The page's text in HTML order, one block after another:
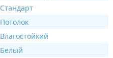
Стандарт
Потолок
Влагостойкий
Белый